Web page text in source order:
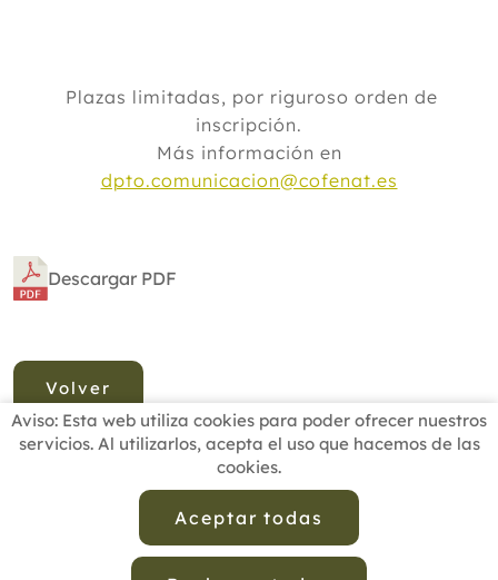
Plazas limitadas, por riguroso orden de
inscripción.
Más información en
dpto.comunicacion@cofenat.es
Descargar PDF
Volver
Aviso: Esta web utiliza cookies para poder ofrecer nuestros
servicios. Al utilizarlos, acepta el uso que hacemos de las
cookies.
Aceptar todas
BUSCADOR PROFESIONALES
ESCUELAS RECOMENDADAS
CONTACTO